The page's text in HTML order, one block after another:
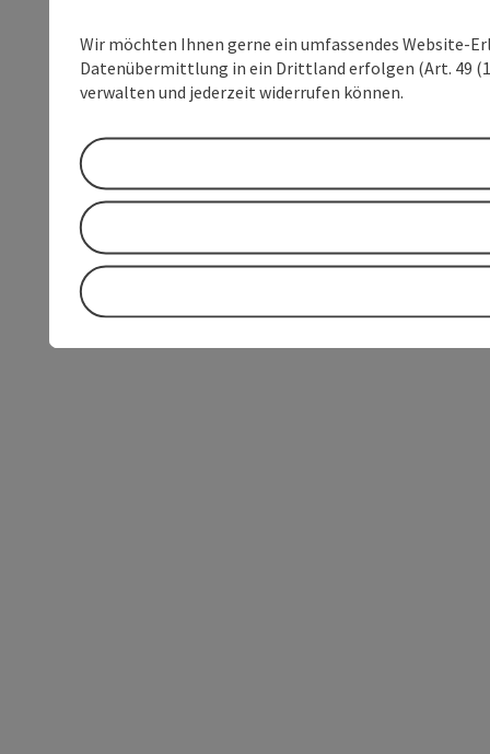
Wir möchten Ihnen gerne ein umfassendes Website-
Datenübermittlung in ein Drittland erfolgen (Art. 49
verwalten und jederzeit widerrufen können.